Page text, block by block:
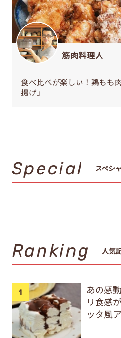
筋肉料理人
食べ比べが楽しい！鶏もも
揚げ」
Special スペシ
Ranking 人気
あの感
リ食感
ッタ風